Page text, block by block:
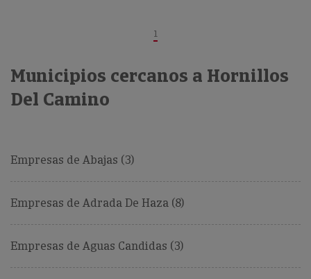
1
Municipios cercanos a Hornillos
Del Camino
Empresas de Abajas (3)
Empresas de Adrada De Haza (8)
Empresas de Aguas Candidas (3)